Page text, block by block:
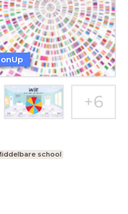
school